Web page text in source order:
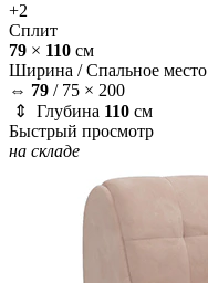
+2
Сплит
79 × 110 см
Ширина /Спальное место
⇔ 79 / 75 × 200
⇕ Глубина 110 см
Быстрый просмотр
на складе